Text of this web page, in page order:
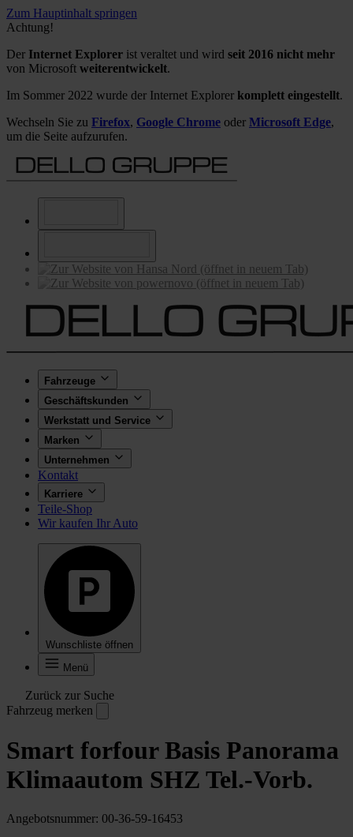
Zum Hauptinhalt springen
Achtung!
Der Internet Explorer ist veraltet und wird seit 2016 nicht mehr
von Microsoft weiterentwickelt.
Im Sommer 2022 wurde der Internet Explorer komplett eingestellt.
Wechseln Sie zu Firefox, Google Chrome oder Microsoft Edge,
um die Seite aufzurufen.
Fahrzeuge
Geschäftskunden
Werkstatt und Service
Marken
Unternehmen
Kontakt
Karriere
Teile-Shop
Wir kaufen Ihr Auto
Wunschliste öffnen
Menü
Zurück zur Suche
Fahrzeug merken
Smart forfour Basis Panorama
Klimaautom SHZ Tel.-Vorb.
Angebotsnummer: 00-36-59-16453